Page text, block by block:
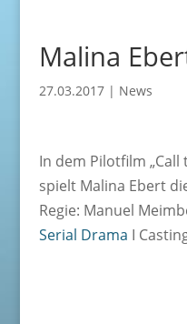
Malina
27.03.2017| News
In dem Pilotfilm „Call
spielt Malina Ebert
Regie: Manuel
Serial Drama I